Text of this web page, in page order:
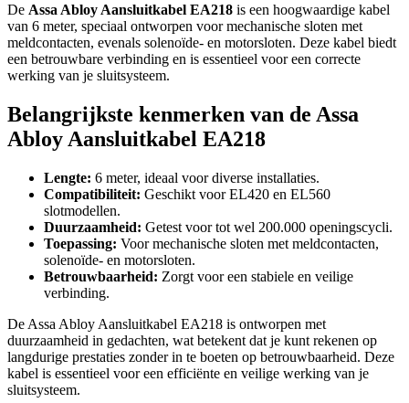
De Assa Abloy Aansluitkabel EA218 is een hoogwaardige kabel
van 6 meter, speciaal ontworpen voor mechanische sloten met
meldcontacten, evenals solenoïde- en motorsloten. Deze kabel biedt
een betrouwbare verbinding en is essentieel voor een correcte
werking van je sluitsysteem.
Belangrijkste kenmerken van de Assa
Abloy Aansluitkabel EA218
Lengte: 6 meter, ideaal voor diverse installaties.
Compatibiliteit: Geschikt voor EL420 en EL560
slotmodellen.
Duurzaamheid: Getest voor tot wel 200.000 openingscycli.
Toepassing: Voor mechanische sloten met meldcontacten,
solenoïde- en motorsloten.
Betrouwbaarheid: Zorgt voor een stabiele en veilige
verbinding.
De Assa Abloy Aansluitkabel EA218 is ontworpen met
duurzaamheid in gedachten, wat betekent dat je kunt rekenen op
langdurige prestaties zonder in te boeten op betrouwbaarheid. Deze
kabel is essentieel voor een efficiënte en veilige werking van je
sluitsysteem.